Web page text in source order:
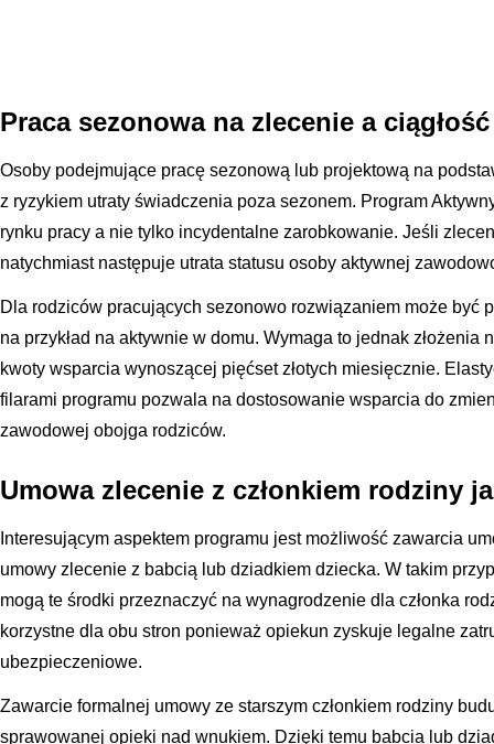
Praca sezonowa na zlecenie a
Osoby podejmujące pracę sezonową lub projektową na
z ryzykiem utraty świadczenia poza sezonem. Program
rynku pracy a nie tylko incydentalne zarobkowanie. Jeśli
natychmiast następuje utrata statusu osoby aktywnej
Dla rodziców pracujących sezonowo rozwiązaniem może być
na przykład na aktywnie w domu. Wymaga to jednak
kwoty wsparcia wynoszącej pięćset złotych miesięcznie.
filarami programu pozwala na dostosowanie wsparcia do
zawodowej obojga rodziców.
Umowa zlecenie z członkiem rodziny
Interesującym aspektem programu jest możliwość zawarcia
umowy zlecenie z babcią lub dziadkiem dziecka. W takim
mogą te środki przeznaczyć na wynagrodzenie dla członka
korzystne dla obu stron ponieważ opiekun zyskuje legalne
ubezpieczeniowe.
Zawarcie formalnej umowy ze starszym członkiem rodziny
sprawowanej opieki nad wnukiem. Dzięki temu babcia lub